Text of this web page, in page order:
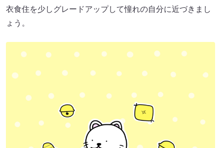
衣食住を少しグレードアップして憧れの自分に近づきまし
ょう。